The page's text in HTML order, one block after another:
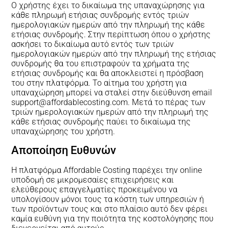
Ο χρήστης έχει το δικαίωμα της υπαναχώρησης για
κάθε πληρωμή ετήσιας συνδρομής εντός τριών
ημερολογιακών ημερών από την πληρωμή της κάθε
ετήσιας συνδρομής. Στην περίπτωση όπου ο χρήστης
ασκήσει το δικαίωμα αυτό εντός των τριών
ημερολογιακών ημερών από την πληρωμή της ετήσιας
συνδρομής θα του επιστραφούν τα χρήματα της
ετήσιας συνδρομής και θα αποκλειστεί η πρόσβαση
του στην πλατφόρμα. Το αίτημα του χρήστη για
υπαναχώρηση μπορεί να σταλεί στην διεύθυνση email
support@affordablecosting.com. Μετά το πέρας των
τριών ημερολογιακών ημερών από την πληρωμή της
κάθε ετήσιας συνδρομής παύει το δικαίωμα της
υπαναχώρησης του χρήστη.
Αποποίηση Ευθυνών
Η πλατφόρμα Affordable Costing παρέχει την online
υποδομή σε μικρομεσαίες επιχειρήσεις και
ελεύθερους επαγγελματίες προκειμένου να
υπολογίσουν μόνοι τους τα κόστη των υπηρεσιών ή
των προϊόντων τους και στο πλαίσιο αυτό δεν φέρει
καμία ευθύνη για την ποιότητα της κοστολόγησης που